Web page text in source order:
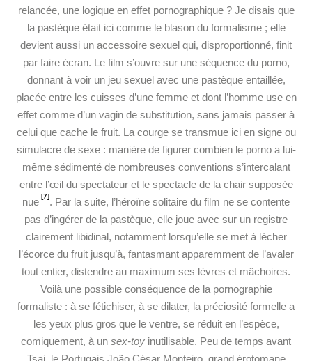
relancée, une logique en effet pornographique ? Je disais que
la pastèque était ici comme le blason du formalisme ; elle
devient aussi un accessoire sexuel qui, disproportionné, finit
par faire écran. Le film s’ouvre sur une séquence du porno,
donnant à voir un jeu sexuel avec une pastèque entaillée,
placée entre les cuisses d’une femme et dont l’homme use en
effet comme d’un vagin de substitution, sans jamais passer à
celui que cache le fruit. La courge se transmue ici en signe ou
simulacre de sexe : manière de figurer combien le porno a lui-
même sédimenté de nombreuses conventions s’intercalant
entre l’œil du spectateur et le spectacle de la chair supposée
nue [7]. Par la suite, l’héroïne solitaire du film ne se contente
pas d’ingérer de la pastèque, elle joue avec sur un registre
clairement libidinal, notamment lorsqu’elle se met à lécher
l’écorce du fruit jusqu’à, fantasmant apparemment de l’avaler
tout entier, distendre au maximum ses lèvres et mâchoires.
Voilà une possible conséquence de la pornographie
formaliste : à se fétichiser, à se dilater, la préciosité formelle a
les yeux plus gros que le ventre, se réduit en l’espèce,
comiquement, à un sex-toy inutilisable. Peu de temps avant